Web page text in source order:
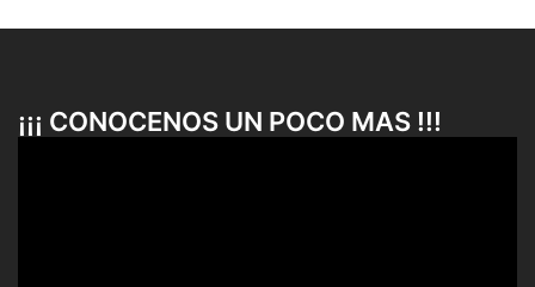
¡¡¡ CONOCENOS UN POCO MAS !!!